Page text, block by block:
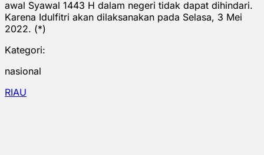
awal Syawal 1443 H dalam negeri tidak dapat dihindari.
Karena Idulfitri akan dilaksanakan pada Selasa, 3 Mei
2022. (*)
Kategori:
nasional
RIAU